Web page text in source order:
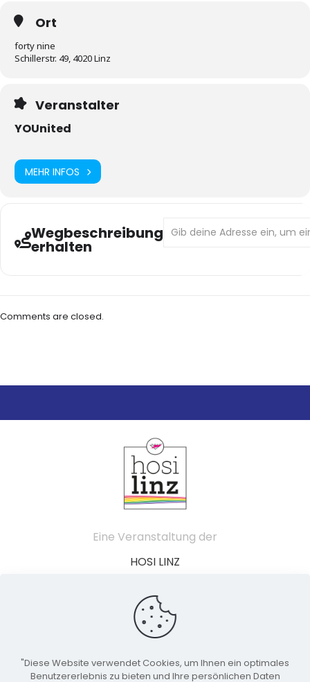
Ort
forty nine
Schillerstr. 49, 4020 Linz
Veranstalter
YOUnited
MEHR INFOS
Wegbeschreibung
erhalten
Comments are closed.
Eine Veranstaltung der
HOSI LINZ
4020 Linz
Österreich
linzpride@hosilinz.at
"Diese Website verwendet Cookies, um Ihnen ein optimales
Benutzererlebnis zu bieten und Ihre persönlichen Daten